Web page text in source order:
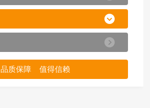
品质保障 值得信赖